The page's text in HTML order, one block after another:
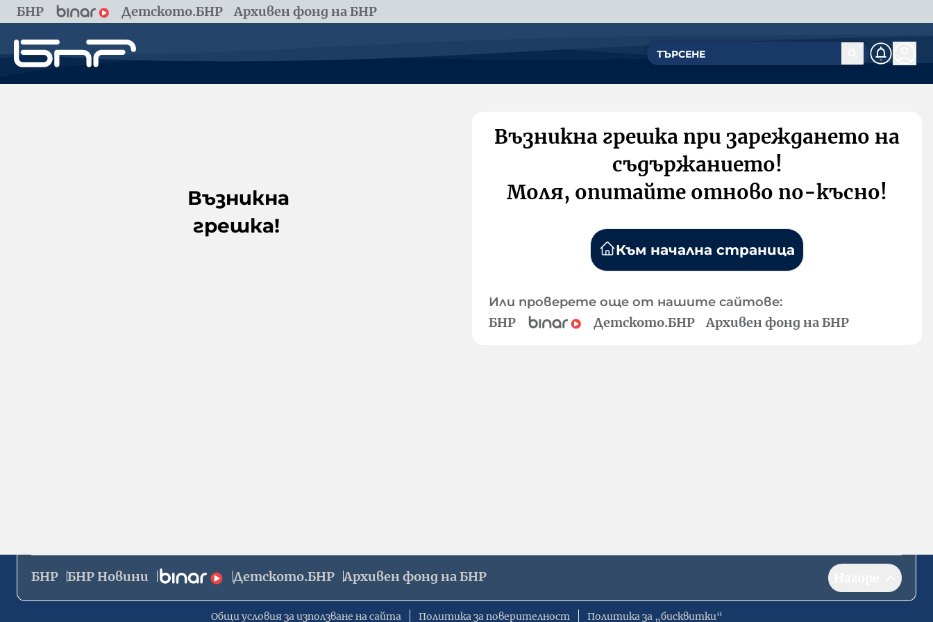
БНР Детското.БНР Архивен фонд на БНР
Възникна
грешка!
Възникна грешка при зареждането на
съдържанието!
Моля, опитайте отново по-късно!
Към начална страница
Или проверете още от нашите сайтове:
БНР Детското.БНР Архивен фонд на БНР
БНР БНР Новини Детското.БНР Архивен фонд на БНР
Общи условия за използване на сайта Политика за поверителност Политика за „бисквитки“